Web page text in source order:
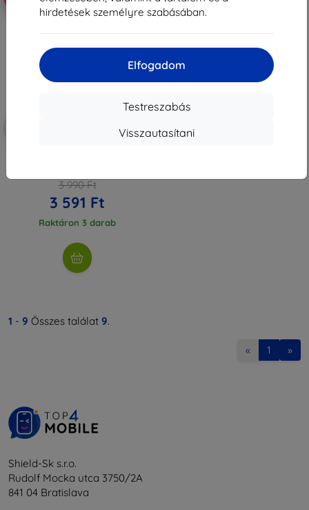
hirdetések személyre szabásában.
Elfogadom
Testreszabás
Visszautasítani
EXTRA10
3 990 Ft
3 591 Ft
Raktáron 3 darab
1 - 9 Összes találat 9.
« 1 »
Shield-Sk s.r.o.
Rudolf Mocka utca 3750/2A
841 04 Bratislava